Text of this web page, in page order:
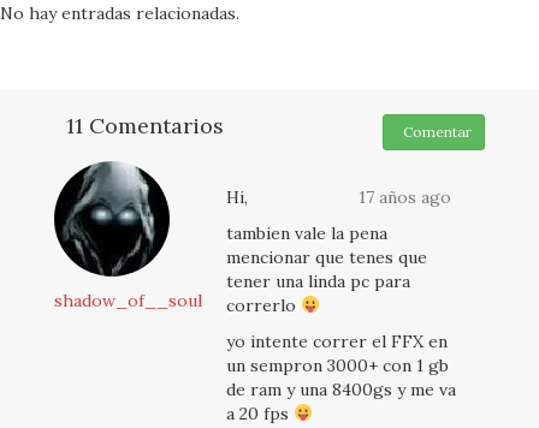
No hay entradas relacionadas.
11 Comentarios Comentar
shadow_of__soul
17 años ago
Hi,
tambien vale la pena
mencionar que tenes que
tener una linda pc para
correrlo
yo intente correr el FFX en
un sempron 3000+ con 1 gb
de ram y una 8400gs y me va
a 20 fps